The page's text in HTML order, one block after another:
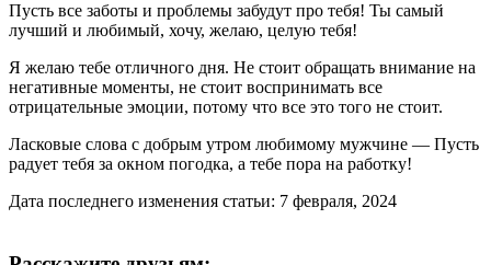
Пусть все заботы и проблемы забудут про тебя! Ты самый
лучший и любимый, хочу, желаю, целую тебя!
Я желаю тебе отличного дня. Не стоит обращать внимание на
негативные моменты, не стоит воспринимать все
отрицательные эмоции, потому что все это того не стоит.
Ласковые слова с добрым утром любимому мужчине — Пусть
радует тебя за окном погодка, а тебе пора на работку!
Дата последнего изменения статьи: 7 февраля, 2024